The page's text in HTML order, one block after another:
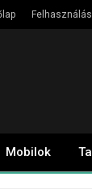
Mobilok